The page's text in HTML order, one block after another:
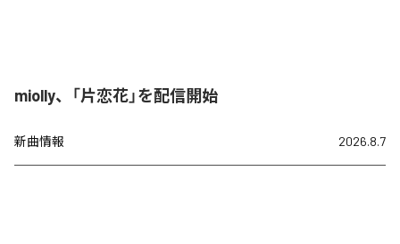
miolly、「片恋花」を配信開始
新曲情報 2026.8.7